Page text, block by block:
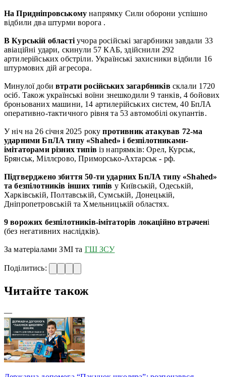
На Придніпровському напрямку Сили оборони успішно
відбили два штурми ворога .
В Курській областіучора російські загарбники завдали 33
авіаційні удари, скинули 57 КАБ, здійснили 292
артилерійських обстріли. Українські захисники відбили 16
штурмових дій агресора.
Минулої добивтрати російських загарбниківсклали 1720
осіб. Також українські воїни знешкодили 9 танків, 4 бойових
броньованих машини, 14 артилерійських систем, 40 БпЛА
оперативно-тактичного рівня та 53 автомобілі окупантів.
У ніч на 26 січня 2025 рокупротивник атакував 72-ма
ударними БпЛА типу «Shahed» і безпілотниками-
імітаторами різних типівіз напрямків: Орел, Курськ,
Брянськ, Міллєрово, Приморсько-Ахтарськ - рф.
Підтверджено збиття 50-ти ударних БпЛА типу «Shahed»
та безпілотників інших типів у Київській, Одеській,
Харківській, Полтавській, Сумській, Донецькій,
Дніпропетровській та Хмельницькій областях.
9 ворожих безпілотників-імітаторів локаційно втрачені
(без негативних наслідків).
За матеріалами ЗМІ та ГШ ЗСУ
Поділитись:
Читайте також
—